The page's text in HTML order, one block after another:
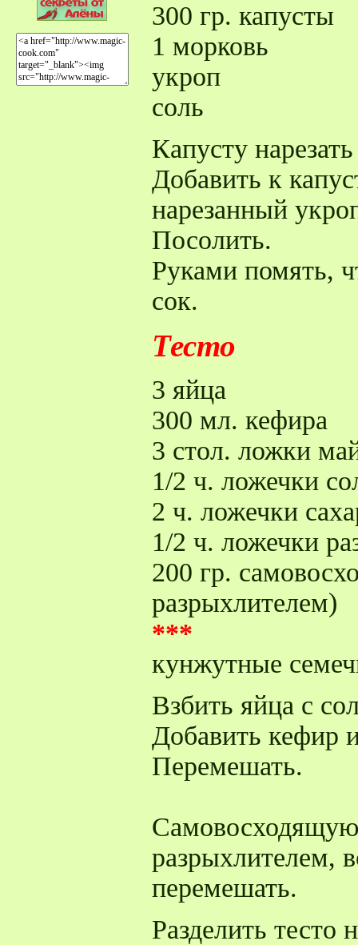
300 гр. капусты
1 морковь
укроп
соль
Капусту
Добавить к
нарезанный
Посолить.
Руками помять,
сок.
Тесто
3 яйца
300 мл. кефира
3 стол. ложки
1/2 ч. ложечки
2 ч. ложечки
1/2 ч. ложечки
200 гр.
разрыхлителем)
***
кунжутные
Взбить яйца с
Добавить кефир
Перемешать.
разрыхлителем,
перемешать.
Разделить тесто